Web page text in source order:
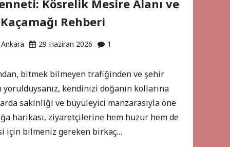
Rehberi
29 Haziran 2026 1
bitmek bilmeyen trafiğinden ve şehir
kendinizi doğanın kollarına
sakinliği ve büyüleyici manzarasıyla öne
harikası, ziyaretçilerine hem huzur hem de
için bilmeniz gereken birkaç…